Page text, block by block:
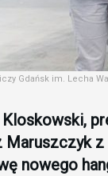
Gdańsk im. Lecha
Maruszczyk
nowego